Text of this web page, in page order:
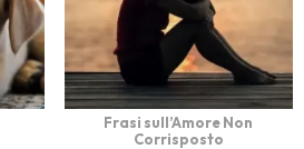
Frasi sull’Amore Non
Corrisposto